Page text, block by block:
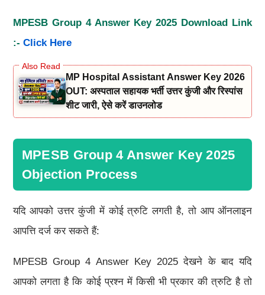
MPESB Group 4 Answer Key 2025 Download Link
:- Click Here
MP Hospital Assistant Answer Key 2026
OUT: अस्पताल सहायक भर्ती उत्तर कुंजी और रिस्पांस
शीट जारी, ऐसे करें डाउनलोड
MPESB Group 4 Answer Key 2025
Objection Process
यदि आपको उत्तर कुंजी में कोई त्रुटि लगती है, तो आप ऑनलाइन
आपत्ति दर्ज कर सकते हैं:
MPESB Group 4 Answer Key 2025 देखने के बाद यदि
आपको लगता है कि कोई प्रश्न में किसी भी प्रकार की त्रुटि है तो